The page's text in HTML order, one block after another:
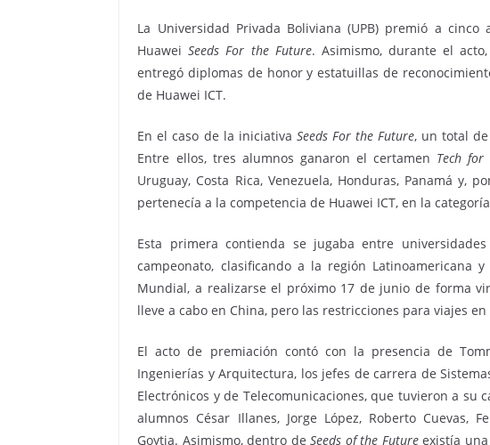
La Universidad Privada Boliviana (UPB) premió a
HuaweiSeeds For the Future. Asimismo, durante el
entregó diplomas de honor y estatuillas de
de Huawei ICT.
En el caso de la iniciativa Seeds For the Future, un total
Entre ellos, tres alumnos ganaron el certamen Tech for
Uruguay, Costa Rica, Venezuela, Honduras, Panamá y,
pertenecía a la competencia de Huawei ICT, en la
Esta primera contienda se jugaba entre
campeonato, clasificando a la región Latinoamericana
Mundial, a realizarse el próximo 17 de junio de forma
lleve a cabo en China, pero las restricciones para viajes
El acto de premiación contó con la presencia de
Ingenierías y Arquitectura, los jefes de carrera de
Electrónicos y de Telecomunicaciones, que tuvieron a su
alumnos César Illanes, Jorge López, Roberto Cuevas,
Goytia. Asimismo, dentro deSeeds of the Futureexistía una